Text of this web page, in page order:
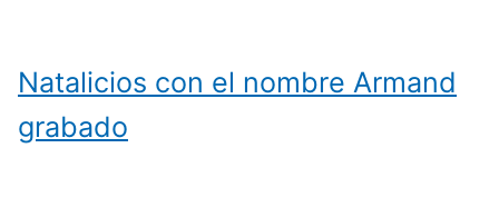
Natalicios con el nombre Armand
grabado